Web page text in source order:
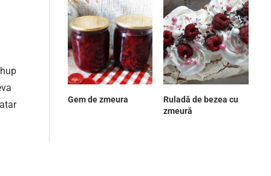
Gem de zmeura
Ruladă de bezea cu
zmeură